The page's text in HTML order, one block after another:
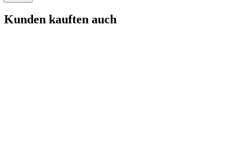
Kunden kauften auch